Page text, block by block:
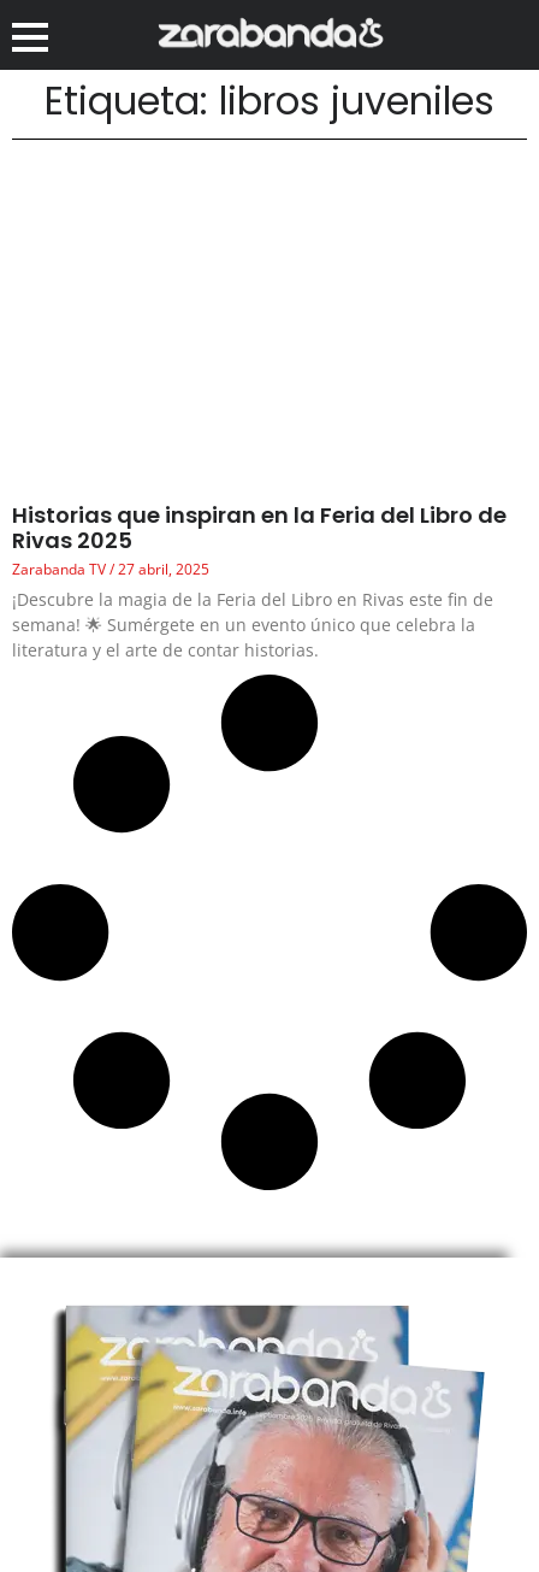
Etiqueta: libros juveniles
Historias que inspiran en la Feria del Libro de
Rivas 2025
Zarabanda TV 27 abril, 2025
¡Descubre la magia de la Feria del Libro en Rivas este fin de
semana! 🌟 Sumérgete en un evento único que celebra la
literatura y el arte de contar historias.